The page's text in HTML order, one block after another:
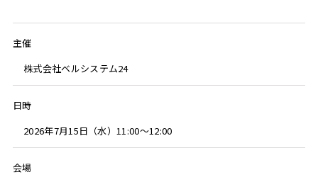
主催
株式会社ベルシステム24
日時
2026年7月15日（水）11:00～12:00
会場